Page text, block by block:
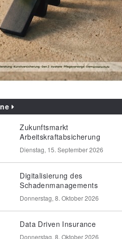
Zukunftsmarkt
Arbeitskraftabsicherung
Dienstag, 15. September 2026
Digitalisierung des
Schadenmanagements
Donnerstag, 8. Oktober 2026
Data Driven Insurance
Donnerstag, 8. Oktober 2026